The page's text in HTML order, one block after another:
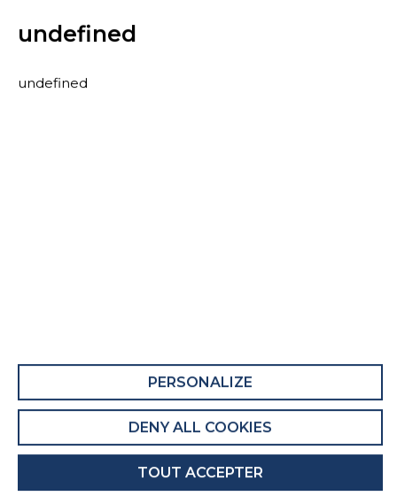
* Primes et pénalités appliquées au produit :
rubrique les primes et pénalités déclarées à ECOMAISON et CITEO (Eco
matières recyclées.
Recyclabilité du produit : Majoritairement
QUALITÉS ET CARACTÉRISTIQUES
ENVIRONNEMENTALES DE L’EMBALLAGE
undefined
undefined
PERSONALIZE
DENY ALL COOKIES
TOUT ACCEPTER